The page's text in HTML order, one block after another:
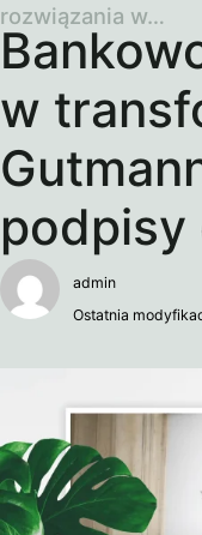
w
rozwiązania w…
admin
Ostatnia